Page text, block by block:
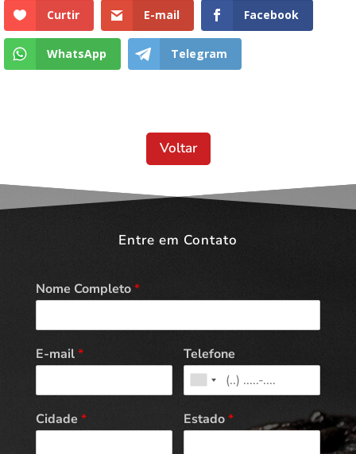
Curtir E-mail Facebook
WhatsApp Telegram
Voltar
Entre em Contato
Nome Completo*
E-mail* Telefone
Cidade * Estado*